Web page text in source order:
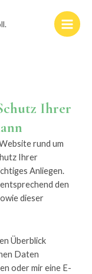
Main
Ihrer
rund um
Ihrer
Anliegen.
den
dieser
Überblick
Daten
oder mir eine E-